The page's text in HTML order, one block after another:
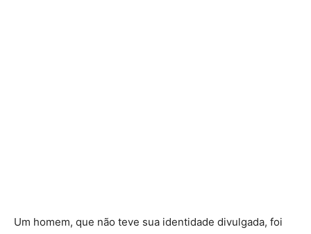
Um homem, que não teve sua identidade divulgada, foi